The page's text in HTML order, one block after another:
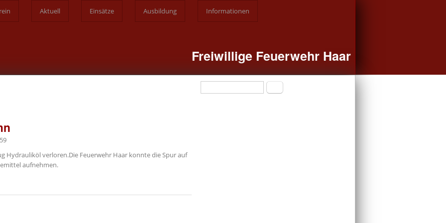
Aktuell Einsätze Ausbildung Informationen
Freiwillige Feuerwehr Haar
Hydrauliköl verloren.Die Feuerwehr Haar konnte die Spur auf
aufnehmen.
Suchformular Suche